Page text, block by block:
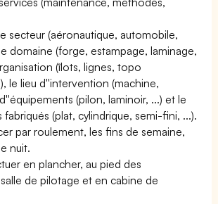
secteur (aéronautique, automobile,
domaine (forge, estampage, laminage,
(îlots, lignes, topo
le lieu d''intervention (machine,
(pilon, laminoir, ...) et le
(plat, cylindrique, semi-fini, ...).
par roulement, les fins de semaine,
nuit.
en plancher, au pied des
de pilotage et en cabine de